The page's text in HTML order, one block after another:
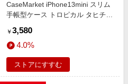
CaseMarket iPhone13mini スリム
手帳型ケース トロピカル タヒチ柄
iPhone13mini-BCM2S2140-78
￥ 3,580
4.0%
ストアにすすむ